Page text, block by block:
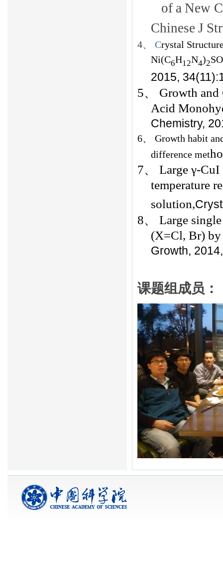
of a New
Chinese J
4、 Crystal
Ni(C6H12N4)2SO
2015,
5、
Growth
Acid
Chemistry,
6、
Growth habit
difference met
7、
Large γ-CuI
temperature
solution,
8、
Large
(X=Cl, Br) by
Growth,
课题组成员：